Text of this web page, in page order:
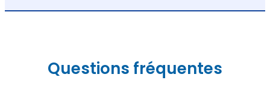
Questions fréquentes